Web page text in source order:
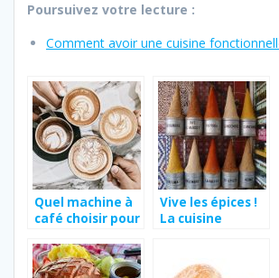
Poursuivez votre lecture :
Comment avoir une cuisine
Quel machine à
café choisir pour
meilleur café
possible ?
Vive les épices !
La cuisine
couleurs